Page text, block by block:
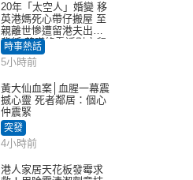
20年「太空人」婚變 移
英港媽死心帶仔搬屋 至
親離世慘遭留港夫出軌
背叛 苦嘆終看透對方留
港「真相」｜Juicy叮
時事熱話
5小時前
黃大仙血案│血腥一幕震
撼心靈 死者鄰居：個心
仲震緊
突發
4小時前
港人家居天花板發霉求